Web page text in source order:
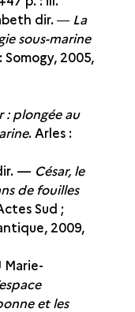
dir. ― La
sous-marine
Somogy, 2005,
: plongée au
. Arles :
— César, le
de fouilles
Sud ;
2009,
Marie-
et les